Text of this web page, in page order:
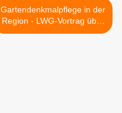
Gartendenkmalpflege in der
Region - LWG-Vortrag über
Schlosspark Werneck und